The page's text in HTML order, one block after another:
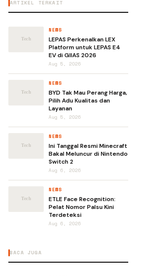
ARTIKEL TERKAIT
NEWS
LEPAS Perkenalkan LEX
Platform untuk LEPAS E4
EV di GIIAS 2026
Aug 5, 2026
NEWS
BYD Tak Mau Perang Harga,
Pilih Adu Kualitas dan
Layanan
Aug 5, 2026
NEWS
Ini Tanggal Resmi Minecraft
Bakal Meluncur di Nintendo
Switch 2
Aug 6, 2026
NEWS
ETLE Face Recognition:
Pelat Nomor Palsu Kini
Terdeteksi
Aug 6, 2026
BACA JUGA